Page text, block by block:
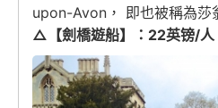
upon-Avon， 即也被稱為莎
△【劍橋遊船】 ：22英镑/人